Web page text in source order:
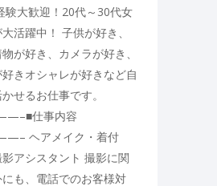
験大歓迎！20代～30代女
活躍中！ 子供が好き、
が好き、カメラが好き、
きオシャレが好きなど自
せるお仕事です。
仕事内容
アメイク・着付
アシスタント 撮影に関
も、電話でのお客様対